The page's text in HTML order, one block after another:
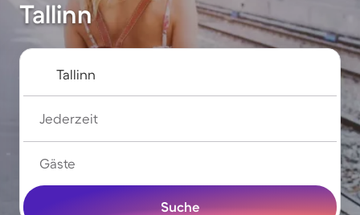
Tallinn
Jederzeit
Gäste
Suche